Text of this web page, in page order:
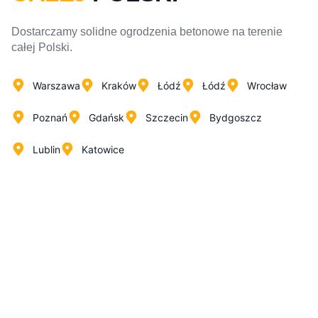
Dostarczamy solidne ogrodzenia betonowe na terenie
całej Polski.
Warszawa Kraków Łódź Łódź Wrocław
Poznań Gdańsk Szczecin Bydgoszcz
Lublin Katowice